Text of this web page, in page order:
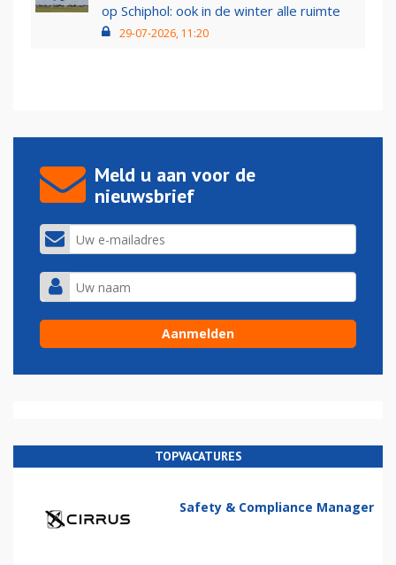
op Schiphol: ook in de winter alle ruimte
29-07-2026, 11:20
Meld u aan voor de
nieuwsbrief
TOPVACATURES
Safety & Compliance Manager